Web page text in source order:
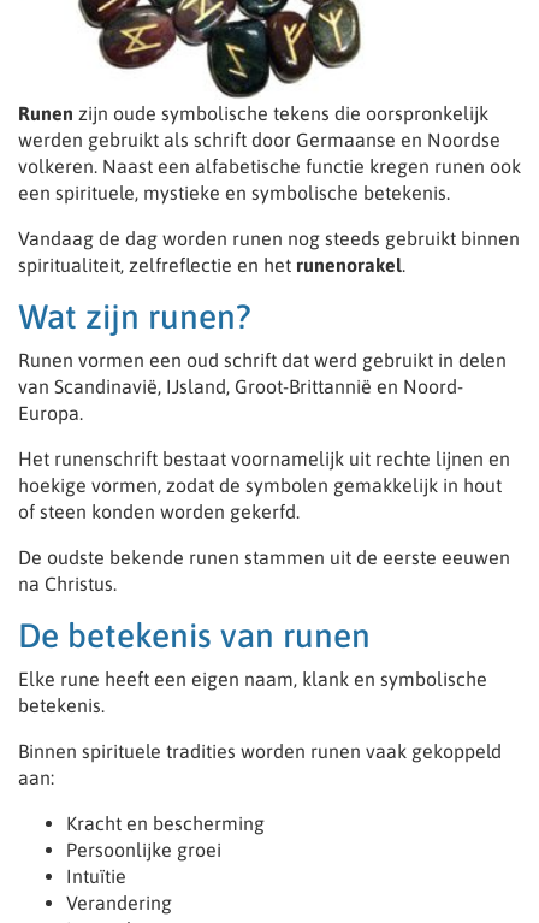
Runen zijn oude symbolische tekens die oorspronkelijk
werden gebruikt als schrift door Germaanse en Noordse
volkeren. Naast een alfabetische functie kregen runen ook
een spirituele, mystieke en symbolische betekenis.
Vandaag de dag worden runen nog steeds gebruikt binnen
spiritualiteit, zelfreflectie en het runenorakel
Wat zijn runen?
Runen vormen een oud schrift dat werd gebruikt in delen
van Scandinavië, IJsland, Groot-Brittannië en Noord-
Europa.
Het runenschrift bestaat voornamelijk uit rechte lijnen en
hoekige vormen, zodat de symbolen gemakkelijk in hout
of steen konden worden gekerfd.
De oudste bekende runen stammen uit de eerste eeuwen
na Christus.
De betekenis van runen
Elke rune heeft een eigen naam, klank en symbolische
betekenis.
Binnen spirituele tradities worden runen vaak gekoppeld
aan:
Kracht en bescherming
Persoonlijke groei
Intuïtie
Verandering